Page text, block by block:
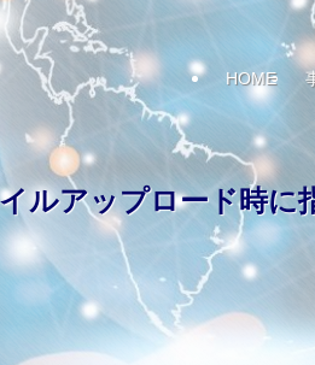
HOME
ルアップロード時